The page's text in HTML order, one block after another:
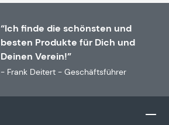
“Ich finde die schönsten und
besten Produkte für Dich und
Deinen Verein!”
- Frank Deitert - Geschäftsführer